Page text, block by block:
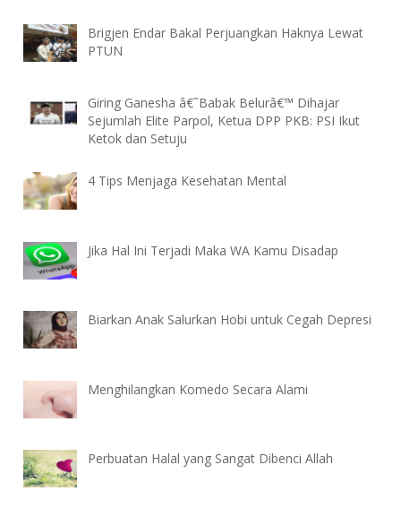
Brigjen Endar Bakal Perjuangkan Haknya Lewat
PTUN
Giring Ganesha â€˜Babak Belurâ€™ Dihajar
Sejumlah Elite Parpol, Ketua DPP PKB: PSI Ikut
Ketok dan Setuju
4 Tips Menjaga Kesehatan Mental
Jika Hal Ini Terjadi Maka WA Kamu Disadap
Biarkan Anak Salurkan Hobi untuk Cegah Depresi
Menghilangkan Komedo Secara Alami
Perbuatan Halal yang Sangat Dibenci Allah